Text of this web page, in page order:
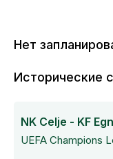
Нет
Исторические
NK Celje - KF
UEFA Champions